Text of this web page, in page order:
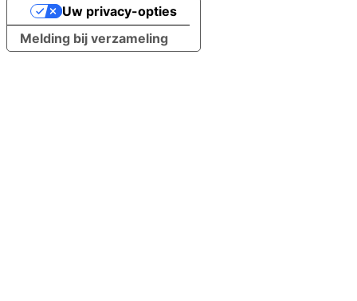
Melding bij verzameling
Uw privacy-opties